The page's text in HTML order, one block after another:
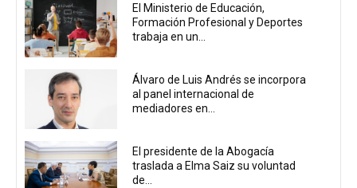
El Ministerio de Educación,
Formación Profesional y Deportes
trabaja en un...
Álvaro de Luis Andrés se incorpora
al panel internacional de
mediadores en...
El presidente de la Abogacía
traslada a Elma Saiz su voluntad
de...